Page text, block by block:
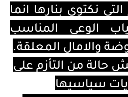
نكتوي بنارها انما
الوعي المناسب
والامال المعلقة.
حالة من التأزم على
سياسيها